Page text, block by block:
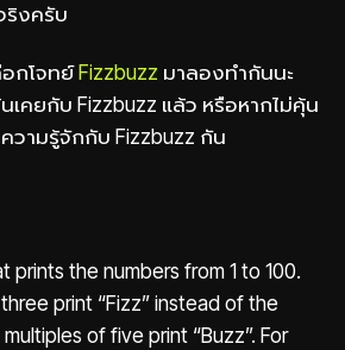
ริงครับ
กโจทย์Fizzbuzz มาลองทำกันนะ
เคยกับ Fizzbuzz แล้ว หรือหากไม่คุ้น
วามรู้จักกับ Fizzbuzz กัน
prints the numbers from 1 to 100.
print “Fizz” instead of the
of five print “Buzz”. For